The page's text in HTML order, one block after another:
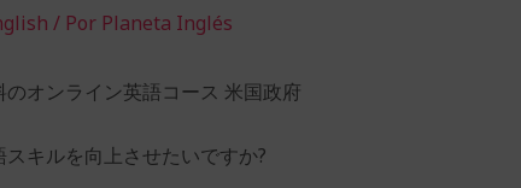
/ Por Planeta Inglés
のオンライン英語コース 米国政府
スキルを向上させたいですか?